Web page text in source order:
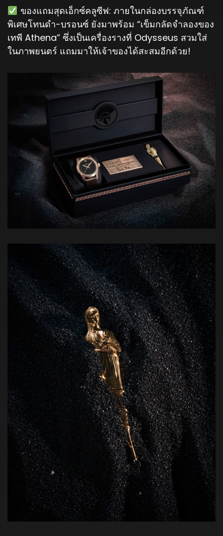
️ ของแถมสุดเอ็กซ์คลูซีฟ: ภายในกล่องบรรจุภัณฑ์
พิเศษโทนดำ-บรอนซ์ ยังมาพร้อม “เข็มกลัดจำลองของ
เทพี Athena” ซึ่งเป็นเครื่องรางที่ Odysseus สวมใส่
ในภาพยนตร์ แถมมาให้เจ้าของได้สะสมอีกด้วย!